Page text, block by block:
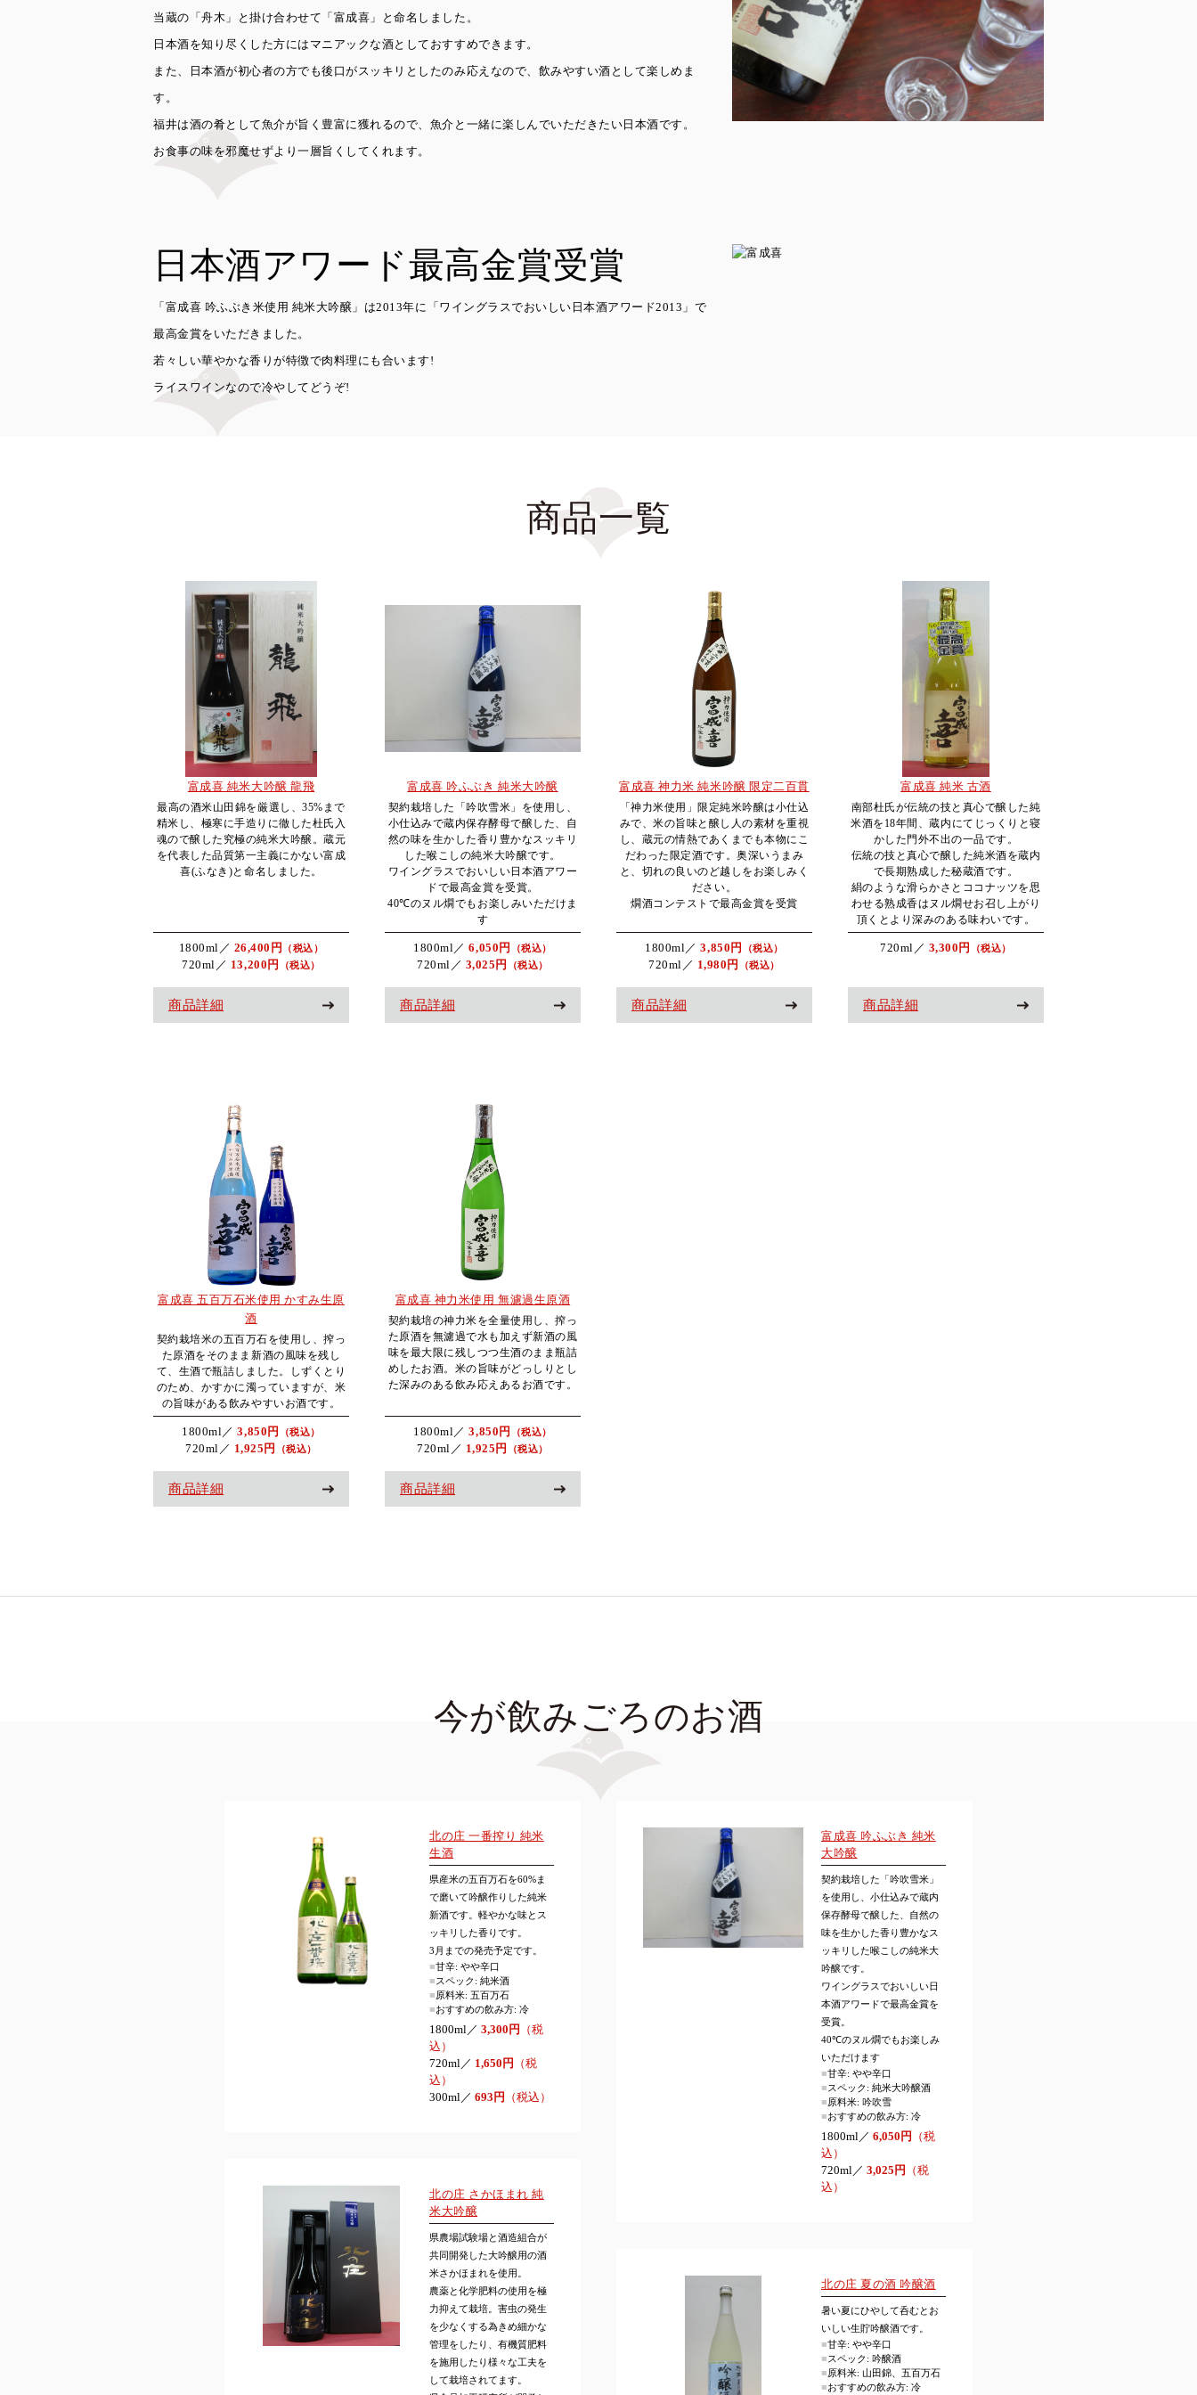
当蔵の「舟木」と掛け合わせて「富成喜」と命名しました。
日本酒を知り尽くした方にはマニアックな酒としておすすめできます。
また、日本酒が初心者の方でも後口がスッキリとしたのみ応えなので、飲みやすい酒として楽しめま
す。
福井は酒の肴として魚介が旨く豊富に獲れるので、魚介と一緒に楽しんでいただきたい日本酒です。
お食事の味を邪魔せずより一層旨くしてくれます。
日本酒アワード最高金賞受賞
「富成喜 吟ふぶき米使用 純米大吟醸」は2013年に「ワイングラスでおいしい日本酒アワード2013」で
最高金賞をいただきました。
若々しい華やかな香りが特徴で肉料理にも合います!
ライスワインなので冷やしてどうぞ!
商品一覧
富成喜 純米大吟醸 龍飛
最高の酒米山田錦を厳選し、35%まで
精米し、極寒に手造りに徹した杜氏入
魂ので醸した究極の純米大吟醸。蔵元
を代表した品質第一主義にかない富成
喜(ふなき)と命名しました。
1800ml／ 26,400円 （税込）
720ml／ 13,200円 （税込）
商品詳細
富成喜 吟ふぶき 純米大吟醸
契約栽培した「吟吹雪米」を使用し、
小仕込みで蔵内保存酵母で醸した、自
然の味を生かした香り豊かなスッキリ
した喉こしの純米大吟醸です。
ワイングラスでおいしい日本酒アワー
ドで最高金賞を受賞。
40℃のヌル燗でもお楽しみいただけま
す
1800ml／6,050円 （税込）
720ml／ 3,025円 （税込）
商品詳細
富成喜 神力米 純米吟醸 限定二百貫
「神力米使用」限定純米吟醸は小仕込
みで、米の旨味と醸し人の素材を重視
し、蔵元の情熱であくまでも本物にこ
だわった限定酒です。奥深いうまみ
と、切れの良いのど越しをお楽しみく
ださい。
燗酒コンテストで最高金賞を受賞
1800ml／3,850円 （税込）
720ml／ 1,980円 （税込）
商品詳細
富成喜 純米 古酒
南部杜氏が伝統の技と真心で醸した純
米酒を18年間、蔵内にてじっくりと寝
かした門外不出の一品です。
伝統の技と真心で醸した純米酒を蔵内
で長期熟成した秘蔵酒です。
絹のような滑らかさとココナッツを思
わせる熟成香はヌル燗せお召し上がり
頂くとより深みのある味わいです。
720ml／ 3,300円 （税込）
商品詳細
富成喜 五百万石米使用 かすみ生原
酒
契約栽培米の五百万石を使用し、搾っ
た原酒をそのまま新酒の風味を残し
て、生酒で瓶詰しました。しずくとり
のため、かすかに濁っていますが、米
の旨味がある飲みやすいお酒です。
1800ml／3,850円 （税込）
720ml／ 1,925円 （税込）
商品詳細
富成喜 神力米使用 無濾過生原酒
契約栽培の神力米を全量使用し、搾っ
た原酒を無濾過で水も加えず新酒の風
味を最大限に残しつつ生酒のまま瓶詰
めしたお酒。米の旨味がどっしりとし
た深みのある飲み応えあるお酒です。
1800ml／3,850円 （税込）
720ml／ 1,925円 （税込）
商品詳細
今が飲みごろのお酒
北の庄 一番搾り 純米
生酒
県産米の五百万石を60%ま
で磨いて吟醸作りした純米
新酒です。軽やかな味とス
ッキリした香りです。
3月までの発売予定です。
■甘辛: やや辛口
■スペック: 純米酒
■原料米: 五百万石
■おすすめの飲み方: 冷
1800ml／ 3,300円
（税
込）
720ml／ 1,650円
（税
込）
300ml／ 693円 （税込）
富成喜 吟ふぶき 純米
大吟醸
契約栽培した「吟吹雪米」
を使用し、小仕込みで蔵内
保存酵母で醸した、自然の
味を生かした香り豊かなス
ッキリした喉こしの純米大
吟醸です。
ワイングラスでおいしい日
本酒アワードで最高金賞を
受賞。
40℃のヌル燗でもお楽しみ
いただけます
■甘辛: やや辛口
■スペック: 純米大吟醸酒
■原料米: 吟吹雪
■おすすめの飲み方: 冷
1800ml／ 6,050円
（税
込）
720ml／ 3,025円
（税
込）
北の庄 さかほまれ 純
米大吟醸
県農場試験場と酒造組合が
共同開発した大吟醸用の酒
米さかほまれを使用。
農薬と化学肥料の使用を極
力抑えて栽培。害虫の発生
を少なくする為きめ細かな
管理をしたり、有機質肥料
を施用したり様々な工夫を
して栽培されてます。
北の庄 夏の酒 吟醸酒
暑い夏にひやして呑むとお
いしい生貯吟醸酒です。
■甘辛: やや辛口
■スペック: 吟醸酒
■原料米: 山田錦、五百万石
■おすすめの飲み方: 冷